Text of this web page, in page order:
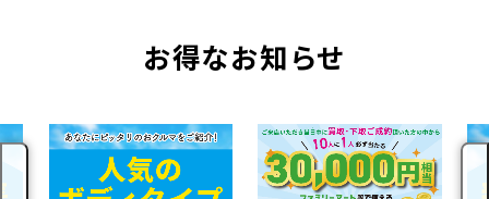
お得なお知らせ